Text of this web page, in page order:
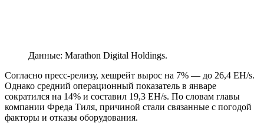
Данные: Marathon Digital Holdings.
Согласно пресс-релизу, хешрейт вырос на 7% — до 26,4 EH/s.
Однако средний операционный показатель в январе
сократился на 14% и составил 19,3 EH/s. По словам главы
компании Фреда Тиля, причиной стали связанные с погодой
факторы и отказы оборудования.